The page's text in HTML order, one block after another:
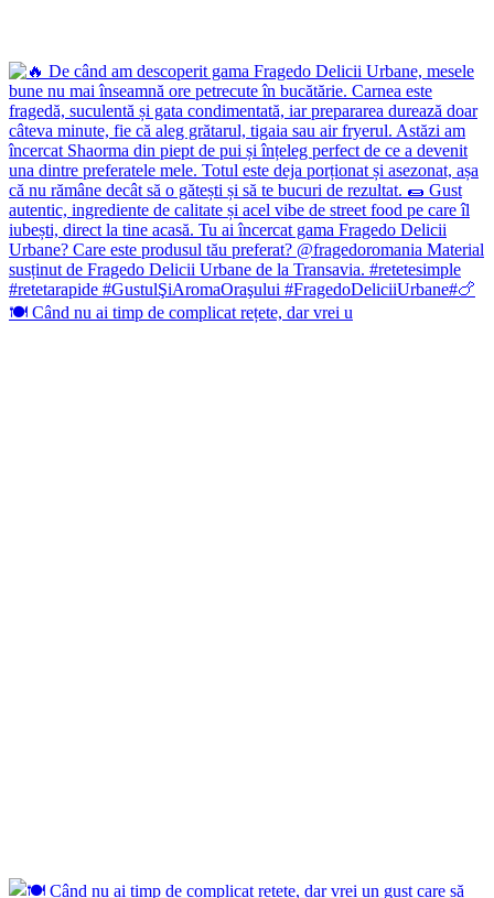
🍽️ Când nu ai timp de complicat rețete, dar vrei u